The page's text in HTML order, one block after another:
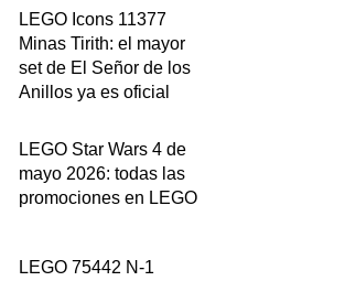
LEGO Icons 11377
Minas Tirith: el mayor
set de El Señor de los
Anillos ya es oficial
LEGO Star Wars 4 de
mayo 2026: todas las
promociones en LEGO
LEGO 75442 N-1